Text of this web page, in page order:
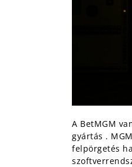
A BetMGM
gyártás .
felpörgetés